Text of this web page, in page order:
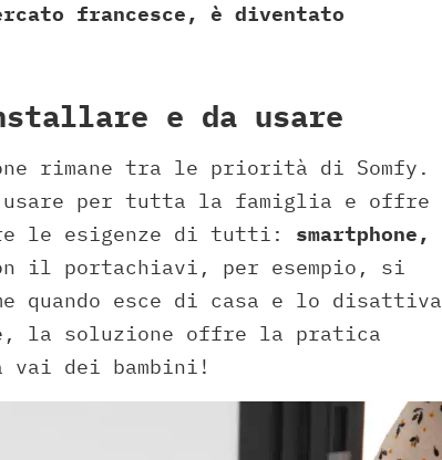
francesce, è diventato
e da usare
rimane tra le priorità di Somfy.
usare per tutta la famiglia e offre
le esigenze di tutti: smartphone,
il portachiavi, per esempio, si
esce di casa e lo disattiva
la soluzione offre la pratica
vai dei bambini!